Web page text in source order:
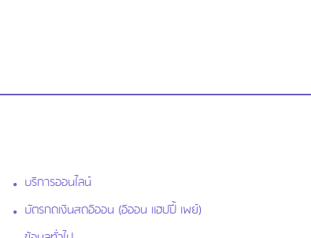
บริการออนไลน์
บัตรกดเงินสดอิออน (อิออน แฮปปี้ เพย์)